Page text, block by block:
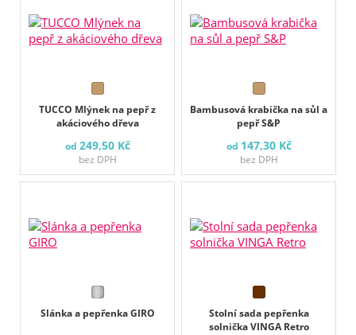
TUCCO Mlýnek na pepř z
akáciového dřeva
od 249,50 Kč
bez DPH
Bambusová krabička na sůl a
pepř S&P
od 147,30 Kč
bez DPH
Slánka a pepřenka GIRO
Stolní sada pepřenka
solnička VINGA Retro